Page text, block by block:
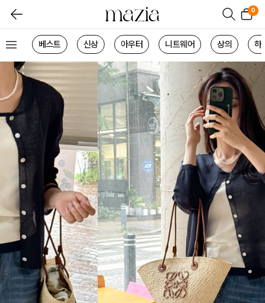
0
베스트 신상 아우터 니트웨어 상의 하